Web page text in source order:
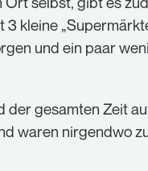
kleine
und ein paar
der gesamten Zeit
waren nirgendwo